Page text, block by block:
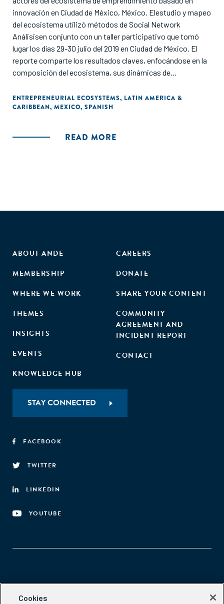
innovación en Ciudad de México, México. Elestudio y mapeo
del ecosistema utilizó métodos de Social Network
Análisisen conjunto con un taller participativo que tomó
lugar los días 29-30 julio del 2019 en Ciudad de México. El
reporte comparte los resultados claves, enfocándose en la
composición del ecosistema, sus dinámicas de
fortalecerse y evolucionar. Este reporte forma parte de una
serie de resúmenesejecutivos que comparten los hallazgos
ciudades de Iberoamérica durante el período junio 2019 a
ENTREPRENEURIAL ECOSYSTEMS, LATIN AMERICA &
CARIBBEAN, MEXICO, SPANISH
READ MORE
ABOUT ANDE
MEMBERSHIP
WHERE WE WORK
THEMES
INSIGHTS
EVENTS
KNOWLEDGE HUB
CAREERS
DONATE
SHARE YOUR CONTENT
COMMUNITY
AGREEMENT AND
INCIDENT REPORT
CONTACT
STAY CONNECTED
FACEBOOK
TWITTER
LINKEDIN
YOUTUBE
Aspen Network of Development Entrepreneurs
Cookies